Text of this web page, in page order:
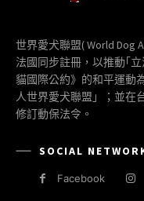
世界愛犬聯盟( World Dog
法國同步註冊，以推動｢
貓國際公約》的和平運動
人世界愛犬聯盟」；並在
修訂動保法令。
SOCIAL
Facebook